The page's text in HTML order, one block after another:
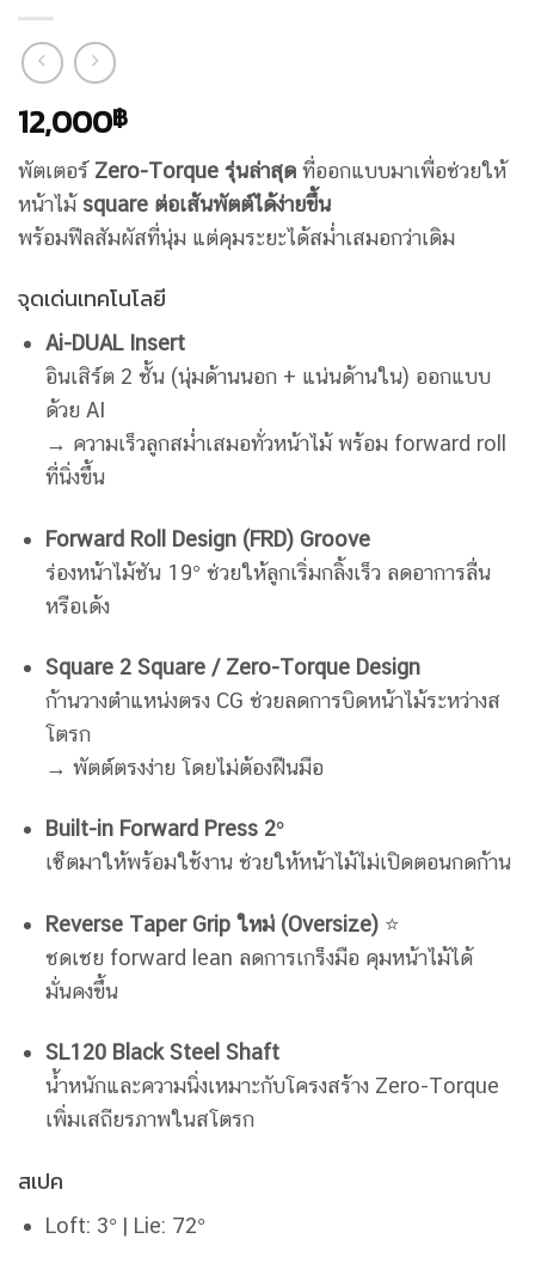
12,000฿
พัตเตอร์ Zero-Torque รุ่นล่าสุด ที่ออกแบบมาเพื่อช่วยให้
หน้าไม้ square ต่อเส้นพัตต์ได้ง่ายขึ้น
พร้อมฟีลสัมผัสที่นุ่ม แต่คุมระยะได้สม่ำเสมอกว่าเดิม
จุดเด่นเทคโนโลยี
Ai-DUAL Insert
อินเสิร์ต 2 ชั้น (นุ่มด้านนอก + แน่นด้านใน) ออกแบบ
ด้วย AI
→ ความเร็วลูกสม่ำเสมอทั่วหน้าไม้ พร้อม forward roll
ที่นิ่งขึ้น
Forward Roll Design (FRD) Groove
ร่องหน้าไม้ชัน 19° ช่วยให้ลูกเริ่มกลิ้งเร็ว ลดอาการลื่น
หรือเด้ง
Square 2 Square / Zero-Torque Design
ก้านวางตำแหน่งตรง CG ช่วยลดการบิดหน้าไม้ระหว่างส
โตรก
→ พัตต์ตรงง่าย โดยไม่ต้องฝืนมือ
Built-in Forward Press 2°
เซ็ตมาให้พร้อมใช้งาน ช่วยให้หน้าไม้ไม่เปิดตอนกดก้าน
Reverse Taper Grip ใหม่ (Oversize) ⭐
ชดเชย forward lean ลดการเกร็งมือ คุมหน้าไม้ได้
มั่นคงขึ้น
SL120 Black Steel Shaft
น้ำหนักและความนิ่งเหมาะกับโครงสร้าง Zero-Torque
เพิ่มเสถียรภาพในสโตรก
สเปค
Loft: 3° | Lie: 72°